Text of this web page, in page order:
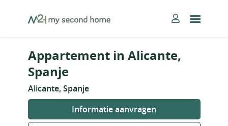
MySecondHome
Appartement in Alicante,
Spanje
Alicante, Spanje
Informatie aanvragen